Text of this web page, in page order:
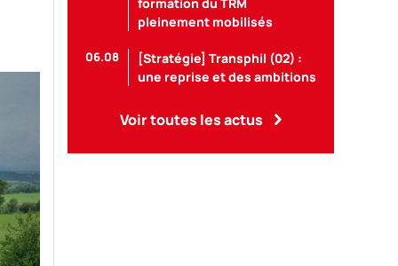
pleinement mobilisés
06.08
[Stratégie] Transphil (02) :
une reprise et des ambitions
Voir toutes les actus